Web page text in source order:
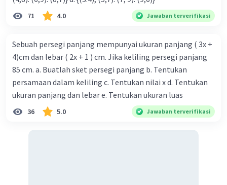
71 4.0 Jawaban terverifikasi
Sebuah persegi panjang mempunyai ukuran panjang ( 3x +
4)cm dan lebar ( 2x + 1 ) cm. Jika keliling persegi panjang
85 cm. a. Buatlah sket persegi panjang b. Tentukan
persamaan dalam keliling c. Tentukan nilai x d. Tentukan
ukuran panjang dan lebar e. Tentukan ukuran luas
36 5.0 Jawaban terverifikasi